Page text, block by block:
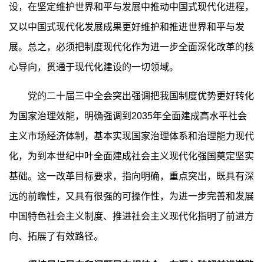
设，在坚定维护世界和平与发展中推动中国式现代化进程，
又以中国式现代化发展成果更好维护和推进世界和平与发
展。总之，必须把制度现代化作为进一步全面深化改革的核
心导向，贯通于现代化建设的一切领域。
党的二十届三中全会突出强调把我国制度优势更好转化
为国家治理效能，明确强调到2035年全面建成高水平社会
主义市场经济体制，基本实现国家治理体系和治理能力现代
化，为到本世纪中叶全面建成社会主义现代化强国奠定坚实
基础。这一改革目标要求，指向明确，重点突出，既具有深
远的前瞻性，又具有很强的可操作性，为进一步完善和发展
中国特色社会主义制度、推进社会主义现代化指明了前进方
向、拓展了有效路径。